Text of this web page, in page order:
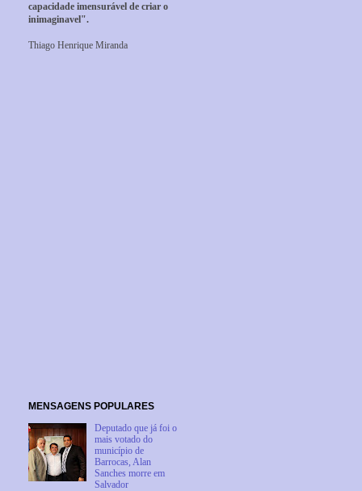
capacidade imensurável de criar o
inimaginavel".
Thiago Henrique Miranda
MENSAGENS POPULARES
Deputado que já foi o
mais votado do
município de
Barrocas, Alan
Sanches morre em
Salvador